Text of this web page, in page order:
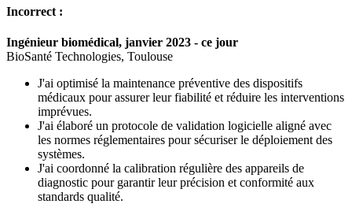
Incorrect :
Ingénieur biomédical, janvier 2023 - ce jour
BioSanté Technologies, Toulouse
J'ai optimisé la maintenance préventive des dispositifs
médicaux pour assurer leur fiabilité et réduire les interventions
imprévues.
J'ai élaboré un protocole de validation logicielle aligné avec
les normes réglementaires pour sécuriser le déploiement des
systèmes.
J'ai coordonné la calibration régulière des appareils de
diagnostic pour garantir leur précision et conformité aux
standards qualité.